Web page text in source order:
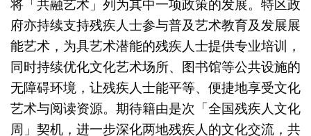
将「共融艺术」列为其中一项政策的发展。特区政
府亦持续支持残疾人士参与普及艺术教育及发展展
能艺术，为具艺术潜能的残疾人士提供专业培训，
同时持续优化文化艺术场所、图书馆等公共设施的
无障碍环境，让残疾人士能平等、便捷地享受文化
艺术与阅读资源。期待籍由是次「全国残疾人文化
周」契机，进一步深化两地残疾人的文化交流，共